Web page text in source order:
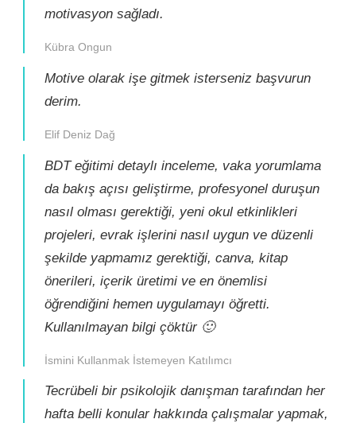
motivasyon sağladı.
Kübra Ongun
Motive olarak işe gitmek isterseniz başvurun
derim.
Elif Deniz Dağ
BDT eğitimi detaylı inceleme, vaka yorumlama
da bakış açısı geliştirme, profesyonel duruşun
nasıl olması gerektiği, yeni okul etkinlikleri
projeleri, evrak işlerini nasıl uygun ve düzenli
şekilde yapmamız gerektiği, canva, kitap
önerileri, içerik üretimi ve en önemlisi
öğrendiğini hemen uygulamayı öğretti.
Kullanılmayan bilgi çöktür 🙂
İsmini Kullanmak İstemeyen Katılımcı
Tecrübeli bir psikolojik danışman tarafından her
hafta belli konular hakkında çalışmalar yapmak,